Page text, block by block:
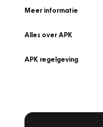
Meer informatie
Alles over APK
APK regelgeving